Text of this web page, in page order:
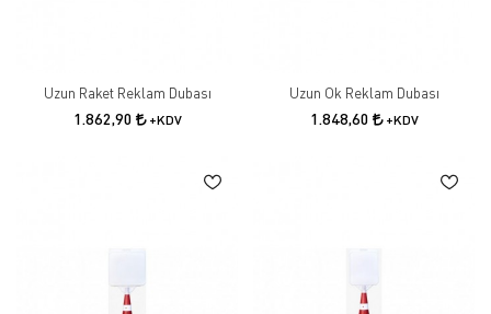
Uzun Raket Reklam Dubası
1.862,90 +KDV
Uzun Ok Reklam Dubası
1.848,60 +KDV